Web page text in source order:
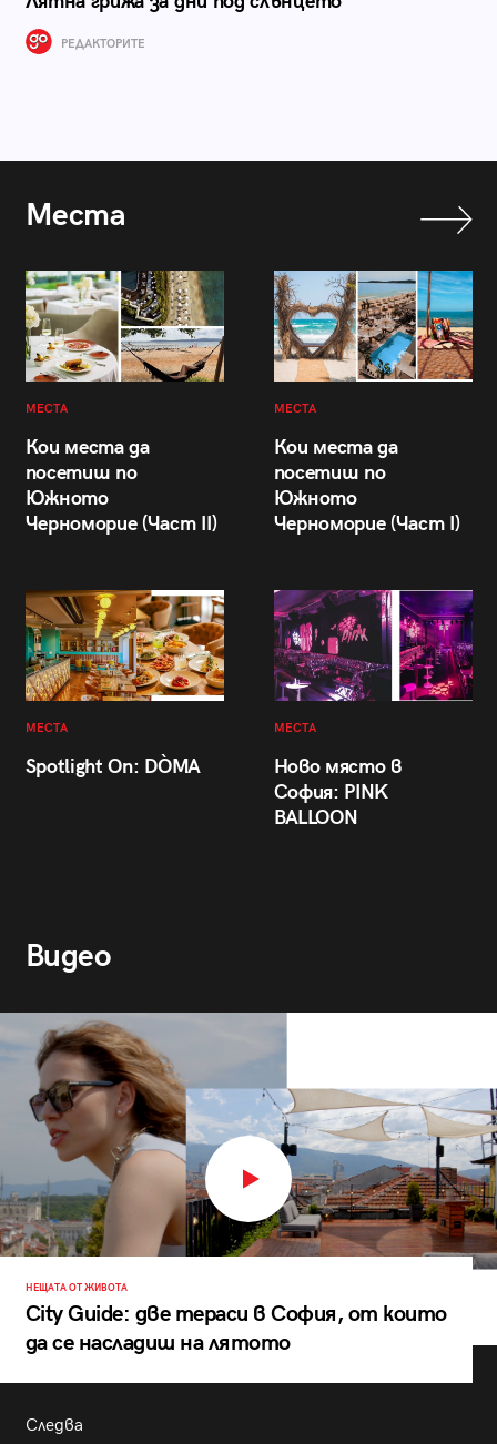
РЕДАКТОРИТЕ
Места
МЕСТА
Кои места да
посетиш по
Южното
Черноморие (Част II)
МЕСТА
Кои места да
посетиш по
Южното
Черноморие (Част I)
МЕСТА
Spotlight On: DÒMA
МЕСТА
Ново място в
София: PINK
BALLOON
Видео
НЕЩАТА ОТ ЖИВОТА
City Guide: две тераси в София, от които
да се насладиш на лятото
Следва